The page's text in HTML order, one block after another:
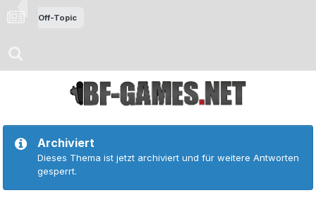
Off-Topic
Archiviert
Dieses Thema ist jetzt archiviert und für weitere Antworten
gesperrt.